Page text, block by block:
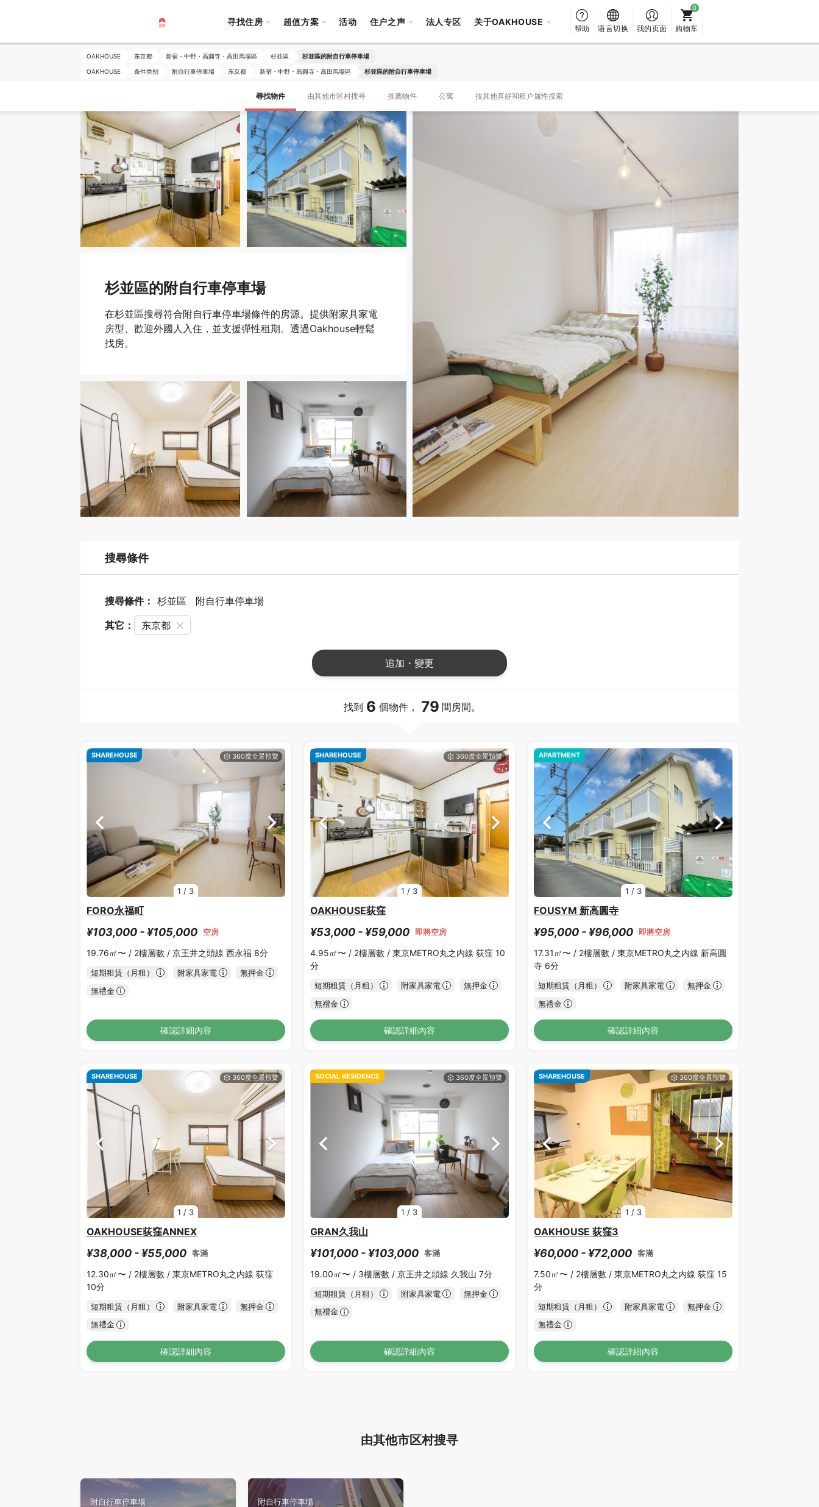
寻找住房 超值方案 活动 住户之声 法人专区 关于OAKHOUSE
帮助 语言切换 我的页面 购物车
OAKHOUSE 东京都 新宿・中野・高圓寺・高田馬場區 杉並區 杉並區的附自行車停車場
OAKHOUSE 条件类别 附自行車停車場 东京都 新宿・中野・高圓寺・高田馬場區 杉並區的附自行車停車場
尋找物件 由其他市区村搜寻 推薦物件 公寓 按其他喜好和租户属性搜索
杉並區的附自行車停車場
在杉並區搜尋符合附自行車停車場條件的房源。提供附家具家電
房型、歡迎外國人入住，並支援彈性租期。透過Oakhouse輕鬆
找房。
搜尋條件
搜尋條件： 杉並區 附自行車停車場
其它： 东京都
追加・變更
找到 6 個物件， 79 間房間。
1 / 3
SHAREHOUSE
FORO永福町
¥103,000 - ¥105,000 空房
19.76㎡〜 / 2樓層數 / 京王井之頭線 西永福 8分
短期租賃（月租） 附家具家電
無押金
無禮金
確認詳細內容
1 / 3
SHAREHOUSE
OAKHOUSE荻窪
¥53,000 - ¥59,000 即將空房
4.95㎡〜 / 2樓層數 /東京METRO丸之内線 荻窪 10
分
短期租賃（月租） 附家具家電
無押金
無禮金
確認詳細內容
1 / 3
APARTMENT
FOUSYM 新高圓寺
¥95,000 - ¥96,000 即將空房
17.31㎡〜 / 2樓層數 /東京METRO丸之内線 新高圓
寺 6分
短期租賃（月租） 附家具家電
無押金
無禮金
確認詳細內容
1 / 3
SHAREHOUSE
OAKHOUSE荻窪ANNEX
¥38,000 - ¥55,000 客滿
12.30㎡〜 / 2樓層數 / 東京METRO丸之内線 荻窪
10分
短期租賃（月租） 附家具家電
無押金
無禮金
確認詳細內容
1 / 3
SOCIAL RESIDENCE
GRAN久我山
¥101,000 - ¥103,000 客滿
19.00㎡〜 / 3樓層數 /京王井之頭線 久我山 7分
短期租賃（月租） 附家具家電
無押金
無禮金
確認詳細內容
1 / 3
SHAREHOUSE
OAKHOUSE 荻窪3
¥60,000 - ¥72,000 客滿
7.50㎡〜 / 2樓層數 /東京METRO丸之内線 荻窪 15
分
短期租賃（月租） 附家具家電
無押金
無禮金
確認詳細內容
由其他市区村搜寻
附自行車停車場 附自行車停車場